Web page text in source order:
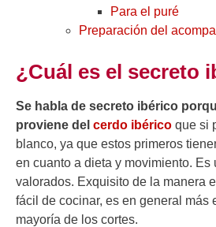
Para el puré
Preparación del
¿Cuál es el secreto
Se habla de secreto ibérico
proviene del cerdo ibérico que si
blanco, ya que estos primeros
en cuanto a dieta y movimiento. Es
valorados. Exquisito de la manera
fácil de cocinar, es en general más
mayoría de los cortes.